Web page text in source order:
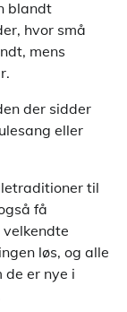
blandt
hvor små
mens
der sidder
eller
til
få
velkendte
løs, og alle
er nye i